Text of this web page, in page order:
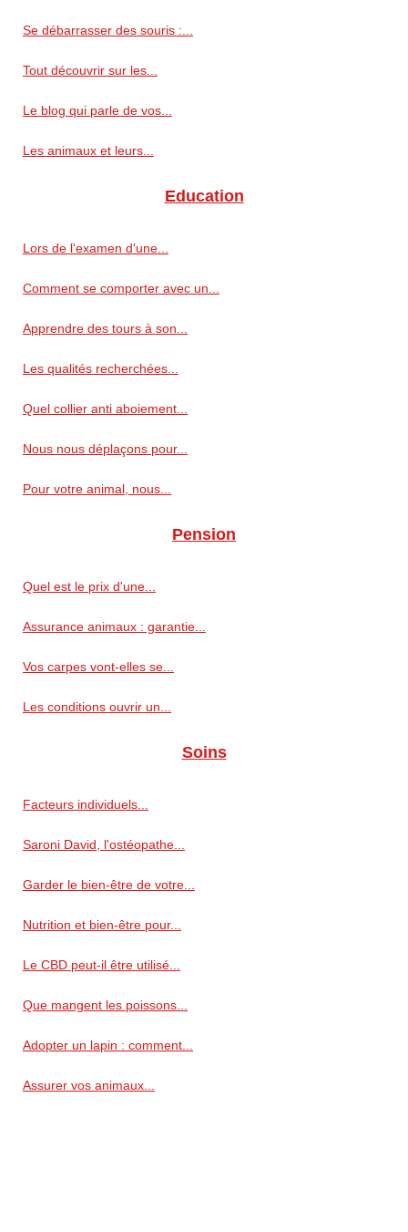
Se débarrasser des souris :...
Tout découvrir sur les...
Le blog qui parle de vos...
Les animaux et leurs...
Education
Lors de l'examen d'une...
Comment se comporter avec un...
Apprendre des tours à son...
Les qualités recherchées...
Quel collier anti aboiement...
Nous nous déplaçons pour...
Pour votre animal, nous...
Pension
Quel est le prix d'une...
Assurance animaux : garantie...
Vos carpes vont-elles se...
Les conditions ouvrir un...
Soins
Facteurs individuels...
Saroni David, l'ostéopathe...
Garder le bien-être de votre...
Nutrition et bien-être pour...
Le CBD peut-il être utilisé...
Que mangent les poissons...
Adopter un lapin : comment...
Assurer vos animaux...